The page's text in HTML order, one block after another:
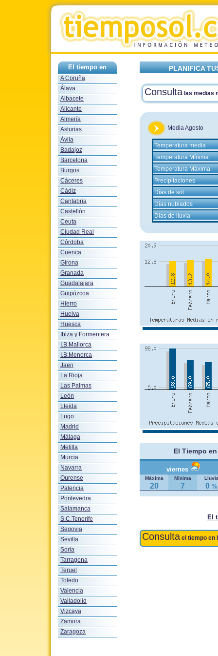
El tiempo en
A Coruña
Álava
Albacete
Alicante
Almería
Asturias
Ávila
Badajoz
Barcelona
Burgos
Cáceres
Cádiz
Cantabria
Castellón
Ceuta
Ciudad Real
Córdoba
Cuenca
Girona
Granada
Guadalajara
Guipúzcoa
Hierro
Huelva
Huesca
Ibiza y Formentera
I.B.Mallorca
I.B.Menorca
Jaen
La Rioja
Las Palmas
León
Lleida
Lugo
Madrid
Málaga
Melilla
Murcia
Navarra
Ourense
Palencia
Pontevedra
Salamanca
S.C.Tenerife
Segovia
Sevilla
Soria
Tarragona
Teruel
Toledo
Valencia
Valladolid
Vizcaya
Zamora
Zaragoza
PLANIFICA
Consulta las medias
Media Agosto
Temperatura media
Temperatura Mínima
Temperatura Máxima
Precipitaciones
Días de sol
Días nublados
Días de lluvia
El Tiempo
viernes
Máxima Mínima
20 7 0 %
El
Consulta el tiempo en